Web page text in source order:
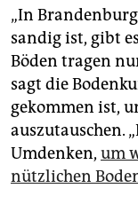
„In
sandig ist, gibt
Böden tragen
sagt die
gekommen ist,
auszutauschen.
Umdenken, um
nützlichen